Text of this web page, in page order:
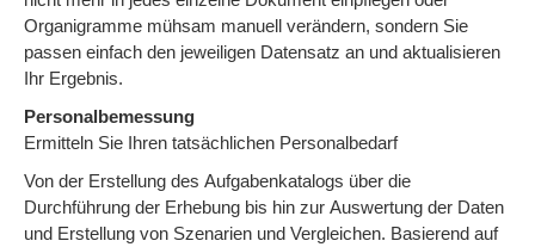
Organigramme mühsam manuell verändern, sondern Sie
passen einfach den jeweiligen Datensatz an und aktualisieren
Ihr Ergebnis.
Personalbemessung
Ermitteln Sie Ihren tatsächlichen Personalbedarf
Von der Erstellung des Aufgabenkatalogs über die
Durchführung der Erhebung bis hin zur Auswertung der Daten
und Erstellung von Szenarien und Vergleichen. Basierend auf